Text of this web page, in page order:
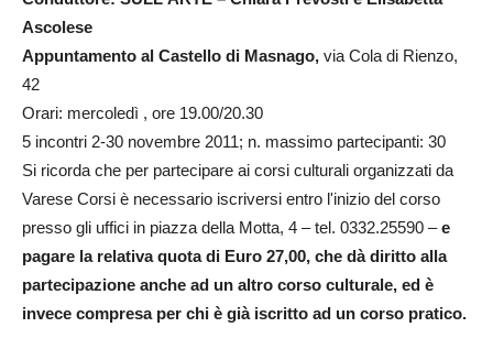
Ascolese
Appuntamento al Castello di Masnago, via Cola di Rienzo,
42
Orari: mercoledì , ore 19.00/20.30
5 incontri 2-30 novembre 2011; n. massimo partecipanti: 30
Si ricorda che per partecipare ai corsi culturali organizzati da
Varese Corsi è necessario iscriversi entro l'inizio del corso
presso gli uffici in piazza della Motta, 4 – tel. 0332.25590 –e
pagare la relativa quota di Euro 27,00, che dà diritto alla
partecipazione anche ad un altro corso culturale, ed è
invece compresa per chi è già iscritto ad un corso pratico.